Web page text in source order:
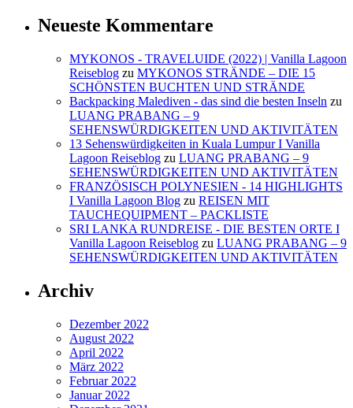
Neueste Kommentare
MYKONOS - TRAVELUIDE (2022) | Vanilla Lagoon
Reiseblog zu MYKONOS STRÄNDE – DIE 15
SCHÖNSTEN BUCHTEN UND STRÄNDE
Backpacking Malediven - das sind die besten Inseln zu
LUANG PRABANG – 9
SEHENSWÜRDIGKEITEN UND AKTIVITÄTEN
13 Sehenswürdigkeiten in Kuala Lumpur I Vanilla
Lagoon Reiseblog zu LUANG PRABANG – 9
SEHENSWÜRDIGKEITEN UND AKTIVITÄTEN
FRANZÖSISCH POLYNESIEN - 14 HIGHLIGHTS
I Vanilla Lagoon Blog zu REISEN MIT
TAUCHEQUIPMENT – PACKLISTE
SRI LANKA RUNDREISE - DIE BESTEN ORTE I
Vanilla Lagoon Reiseblog zu LUANG PRABANG – 9
SEHENSWÜRDIGKEITEN UND AKTIVITÄTEN
Archiv
Dezember 2022
August 2022
April 2022
März 2022
Februar 2022
Januar 2022